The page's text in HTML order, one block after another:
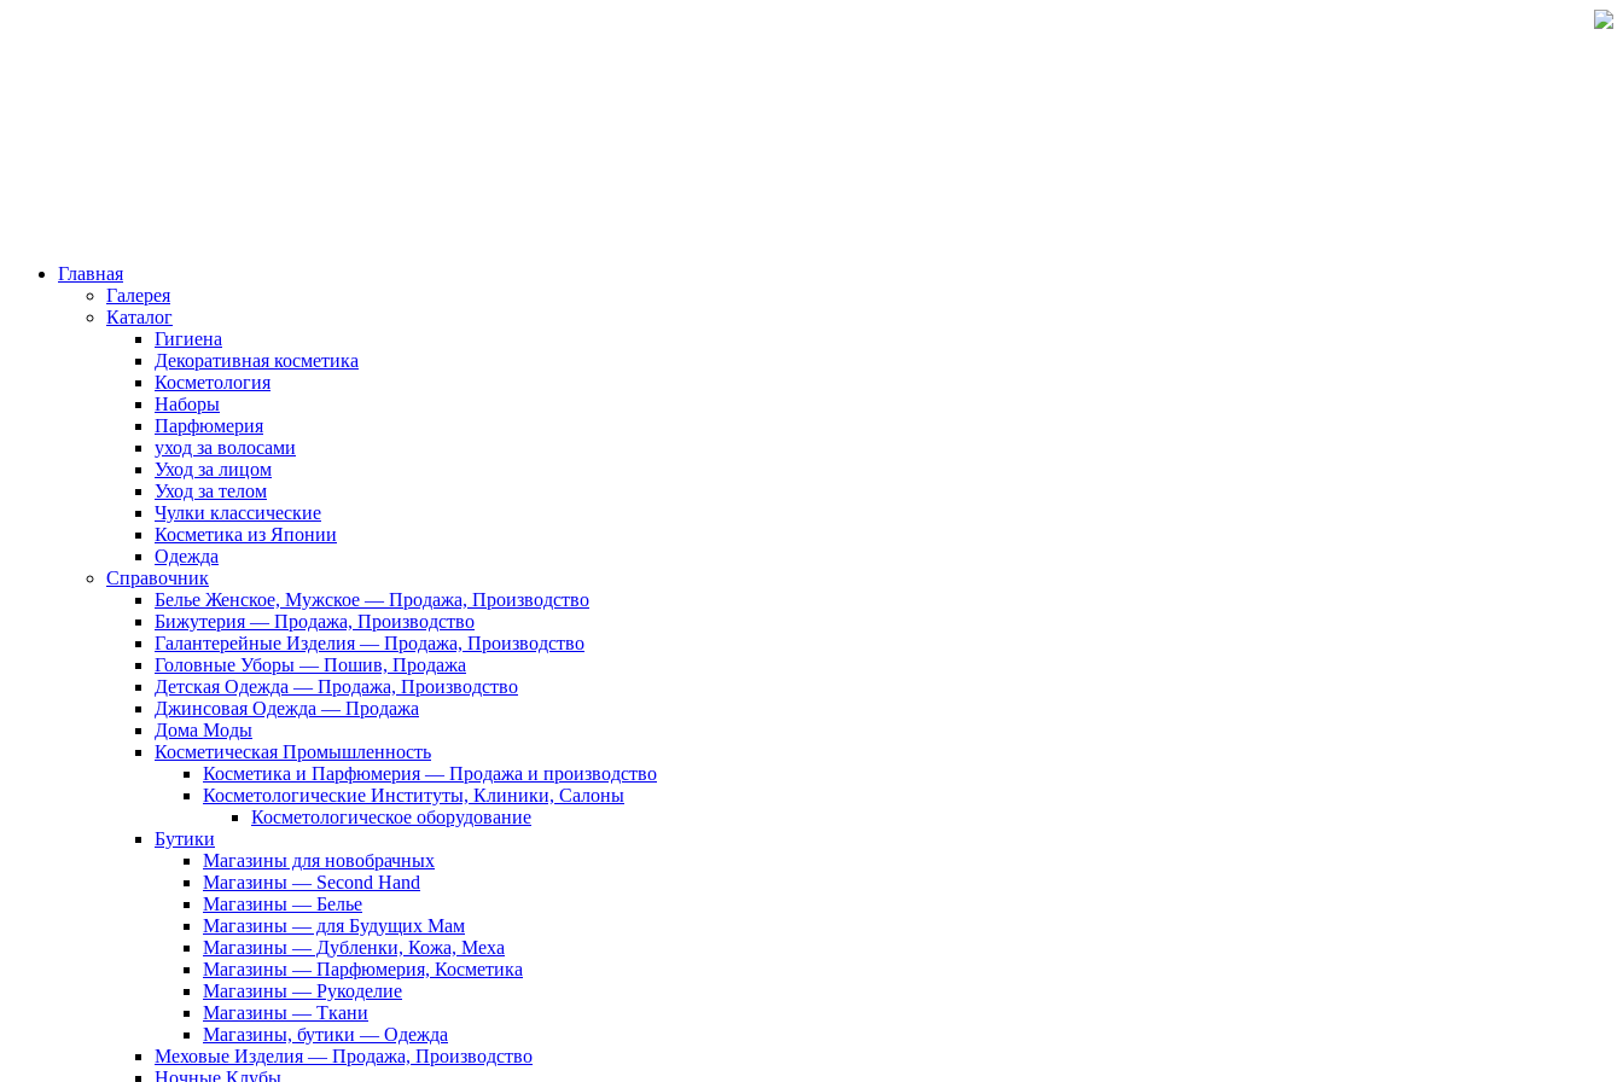
Главная
Галерея
Каталог
Гигиена
Декоративная косметика
Косметология
Наборы
Парфюмерия
уход за волосами
Уход за лицом
Уход за телом
Чулки классические
Косметика из Японии
Одежда
Справочник
Белье Женское, Мужское — Продажа, Производство
Бижутерия — Продажа, Производство
Галантерейные Изделия — Продажа, Производство
Головные Уборы — Пошив, Продажа
Детская Одежда — Продажа, Производство
Джинсовая Одежда — Продажа
Дома Моды
Косметическая Промышленность
Косметика и Парфюмерия — Продажа и производство
Косметологические Институты, Клиники, Салоны
Косметологическое оборудование
Бутики
Магазины для новобрачных
Магазины — Second Hand
Магазины — Белье
Магазины — для Будущих Мам
Магазины — Дубленки, Кожа, Меха
Магазины — Парфюмерия, Косметика
Магазины — Рукоделие
Магазины — Ткани
Магазины, бутики — Одежда
Меховые Изделия — Продажа, Производство
Ночные Клубы